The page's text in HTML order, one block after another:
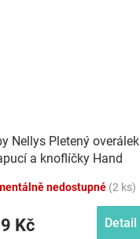
Nellys Pletený overálek
a knoflíčky Hand
nedostupné (2 ks)
Kč Detail